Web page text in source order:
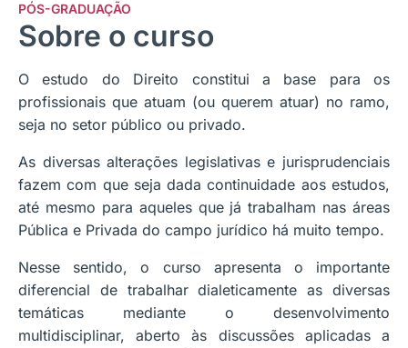
PÓS-GRADUAÇÃO
Sobre o curso
O estudo do Direito constitui a base para os
profissionais que atuam (ou querem atuar) no ramo,
seja no setor público ou privado.
As diversas alterações legislativas e jurisprudenciais
fazem com que seja dada continuidade aos estudos,
até mesmo para aqueles que já trabalham nas áreas
Pública e Privada do campo jurídico há muito tempo.
Nesse sentido, o curso apresenta o importante
diferencial de trabalhar dialeticamente as diversas
temáticas mediante o desenvolvimento
multidisciplinar, aberto às discussões aplicadas a